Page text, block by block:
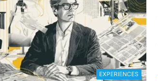
EXPERIENCES